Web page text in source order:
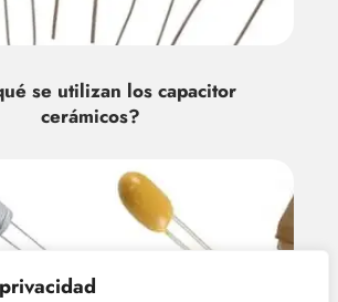
se utilizan los capacitor
cerámicos?